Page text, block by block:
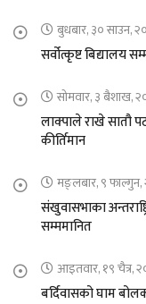
बुधबार, ३० साउन,
सर्वोत्कृष्ट बिद्यालय
सोमवार, ३ बैशाख,
लाक्पाले राखे सातौ
कीर्तिमान
मङ्लबार, ९
संखुवासभाका
सम्ममानित
आइतवार, १९ चैत्र,
बर्दिवासको घाम